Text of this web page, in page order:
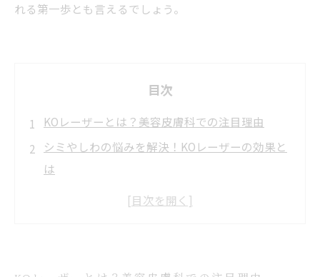
れる第一歩とも言えるでしょう。
目次
KOレーザーとは？美容皮膚科での注目理由
シミやしわの悩みを解決！KOレーザーの効果と
は
KOレーザー体験者の声：効果が実感できた理由